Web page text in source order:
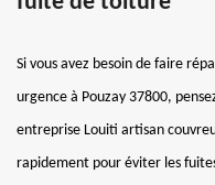
Si vous avez besoin de faire
urgence à Pouzay 37800,
entreprise Louiti artisan
rapidement pour éviter les